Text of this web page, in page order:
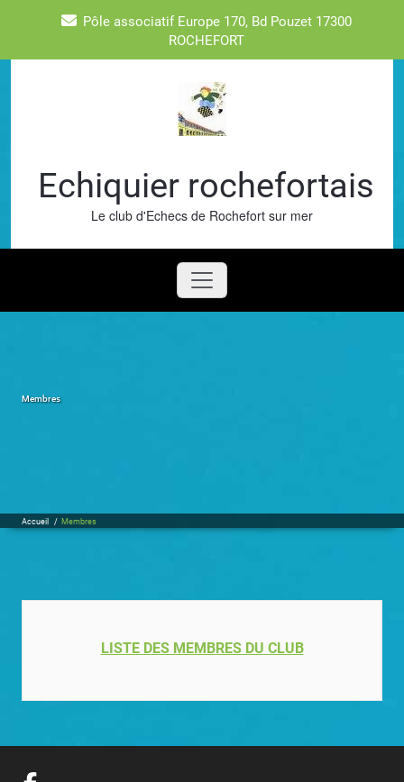
Pôle associatif Europe 170, Bd Pouzet 17300
ROCHEFORT
Echiquier rochefortais
Le club d'Echecs de Rochefort sur mer
Membres
Accueil / Membres
LISTE DES MEMBRES DU CLUB